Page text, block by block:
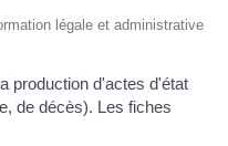
légale et administrative
production d'actes d'état
de décès). Les fiches